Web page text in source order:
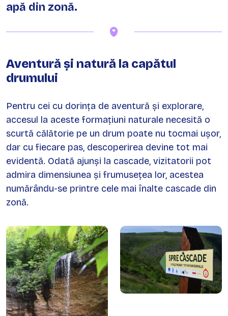
apă din zonă.
Aventură și natură la capătul
drumului
Pentru cei cu dorința de aventură și explorare,
accesul la aceste formațiuni naturale necesită o
scurtă călătorie pe un drum poate nu tocmai ușor,
dar cu fiecare pas, descoperirea devine tot mai
evidentă. Odată ajunși la cascade, vizitatorii pot
admira dimensiunea și frumusețea lor, acestea
numărându-se printre cele mai înalte cascade din
zonă.